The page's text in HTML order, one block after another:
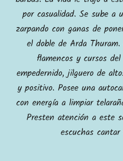
por casualidad. Se sube a
zarpando con ganas de
el doble de Arda
flamencos y cursos
empedernido, jilguero de
y positivo. Posee una
con energía a limpiar
Presten atención a este
escuchas